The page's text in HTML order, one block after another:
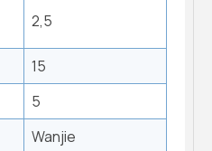
2,5
15
5
Wanjie